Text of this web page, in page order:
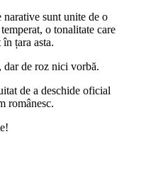
sunt unite de o
o tonalitate care
țara asta.
dar de roz nici vorbă.
de a deschide oficial
românesc.